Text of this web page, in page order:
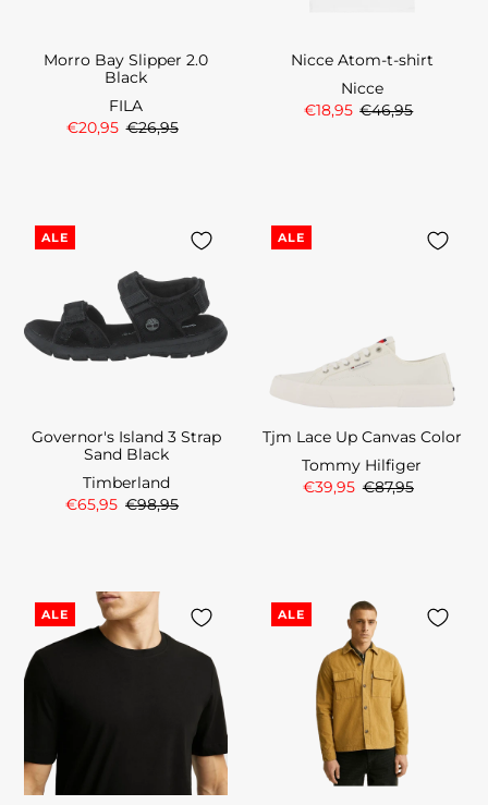
Morro Bay Slipper 2.0
Black
FILA
€20,95 €26,95
Nicce Atom-t-shirt
Nicce
€18,95 €46,95
ALE
Governor's Island 3 Strap
Sand Black
Timberland
€65,95 €98,95
ALE
Tjm Lace Up Canvas Color
Tommy Hilfiger
€39,95 €87,95
ALE ALE